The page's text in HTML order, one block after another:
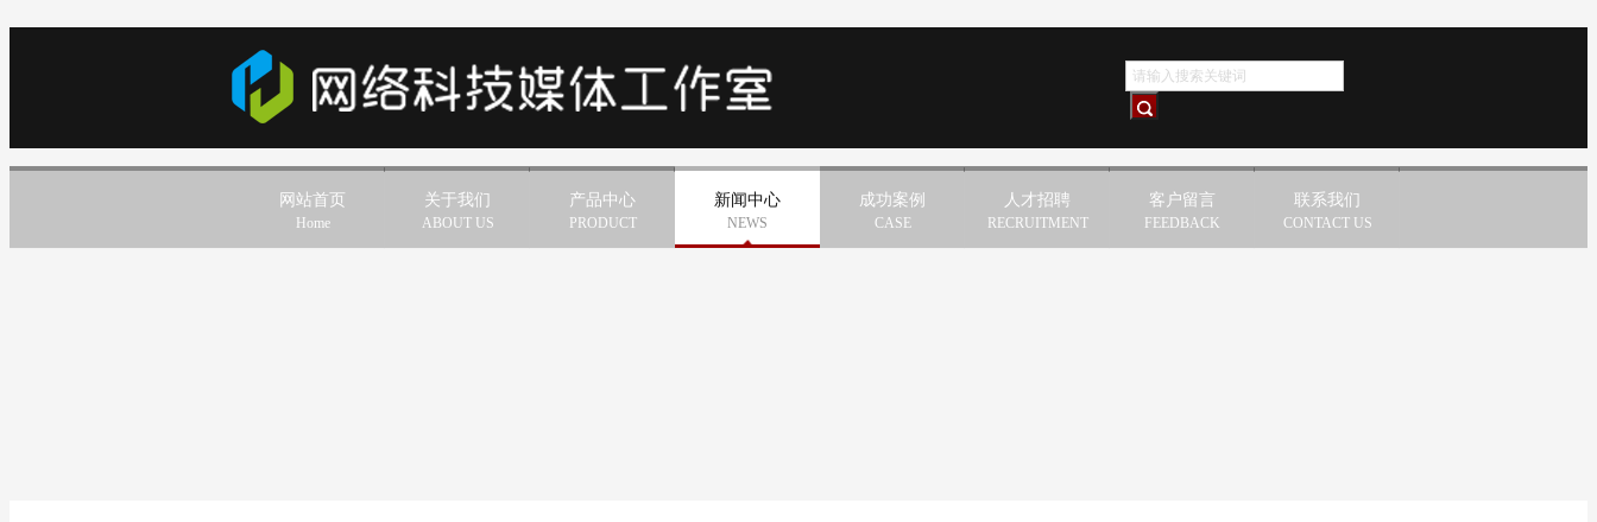
网站首页
Home
关于我们
ABOUT US
产品中心
PRODUCT
新闻中心
NEWS
成功案例
CASE
人才招聘
RECRUITMENT
客户留言
FEEDBACK
联系我们
CONTACT US